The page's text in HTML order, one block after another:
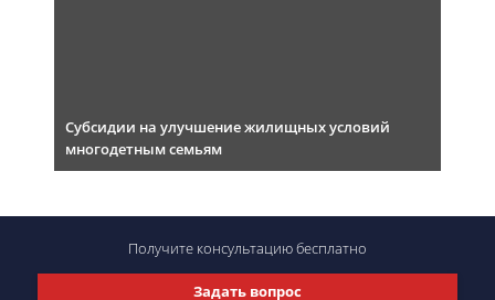
Субсидии на улучшение жилищных условий
многодетным семьям
Задать вопрос
Получите консультациюбесплатно